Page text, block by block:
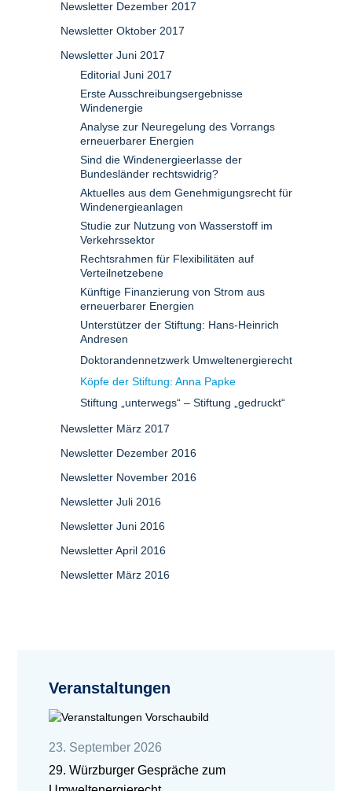
Newsletter Dezember 2017
Newsletter Oktober 2017
Newsletter Juni 2017
Editorial Juni 2017
Erste Ausschreibungsergebnisse
Windenergie
Analyse zur Neuregelung des Vorrangs
erneuerbarer Energien
Sind die Windenergieerlasse der
Bundesländer rechtswidrig?
Aktuelles aus dem Genehmigungsrecht für
Windenergieanlagen
Studie zur Nutzung von Wasserstoff im
Verkehrssektor
Rechtsrahmen für Flexibilitäten auf
Verteilnetzebene
Künftige Finanzierung von Strom aus
erneuerbarer Energien
Unterstützer der Stiftung: Hans-Heinrich
Andresen
Doktorandennetzwerk Umweltenergierecht
Köpfe der Stiftung: Anna Papke
Stiftung „unterwegs“ – Stiftung „gedruckt“
Newsletter März 2017
Newsletter Dezember 2016
Newsletter November 2016
Newsletter Juli 2016
Newsletter Juni 2016
Newsletter April 2016
Newsletter März 2016
Veranstaltungen
23. September 2026
29. Würzburger Gespräche zum